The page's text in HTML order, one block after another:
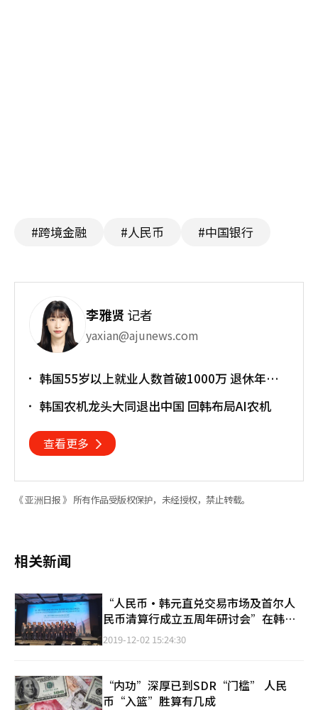
#跨境金融 #人民币 #中国银行
李雅贤记者
yaxian@ajunews.com
韩国55岁以上就业人数首破1000万 退休年龄
韩国农机龙头大同退出中国 回韩布局AI农机
查看更多
《 亚洲日报 》 所有作品受版权保护，未经授权，禁止转载。
相关新闻
“人民币·韩元直兑交易市场及首尔人
民币清算行成立五周年研讨会”在韩举
办
2019-12-02 15:24:30
“内功”深厚已到SDR“门槛” 人民
币“入篮”胜算有几成